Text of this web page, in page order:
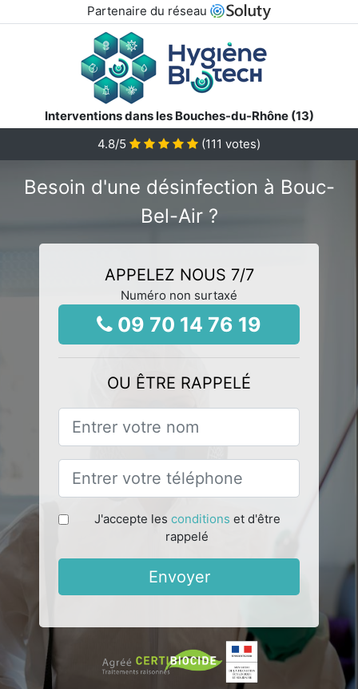
Partenaire du réseau
Interventions dans les Bouches-du-Rhône (13)
4.8/5 (111 votes)
Besoin d'une désinfection à Bouc-
Bel-Air ?
APPELEZ NOUS 7/7
Numéro non surtaxé
09 70 14 76 19
OU ÊTRE RAPPELÉ
J'accepte les conditions et d'être
rappelé
Envoyer